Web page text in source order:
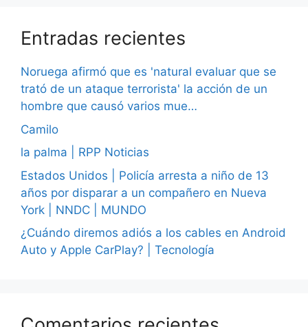
Entradas recientes
Noruega afirmó que es 'natural evaluar que se
trató de un ataque terrorista' la acción de un
hombre que causó varios mue…
Camilo
la palma | RPP Noticias
Estados Unidos | Policía arresta a niño de 13
años por disparar a un compañero en Nueva
York | NNDC | MUNDO
¿Cuándo diremos adiós a los cables en Android
Auto y Apple CarPlay? | Tecnología